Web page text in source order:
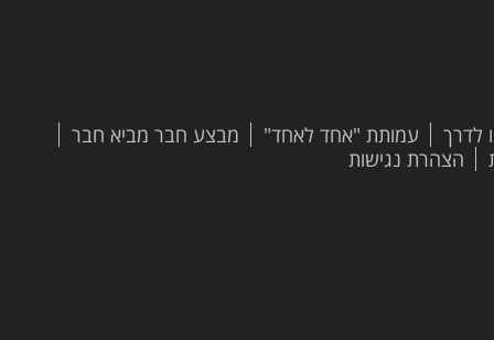
לדרך עמותת "אחד לאחד"
מבצע חבר מביא חבר
הצהרת נגישות